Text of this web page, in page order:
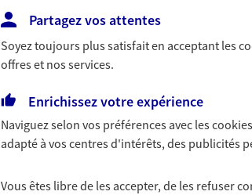
Protéger les professions
médicales
risques spécifiques, nous disposons
adaptées pour tous les pans de leur
civile, complémentaire santé,
Partagez vos attentes
Soyez toujours plus satisfait en acceptant les
offres et nos services.
Enrichissez votre expérience
Naviguez selon vos préférences avec les
adapté à vos centres d'intérêts, des publicités
Vous êtes libre de les accepter, de les refuser